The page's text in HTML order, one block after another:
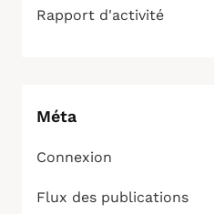
Rapport d'activité
Méta
Connexion
Flux des publications